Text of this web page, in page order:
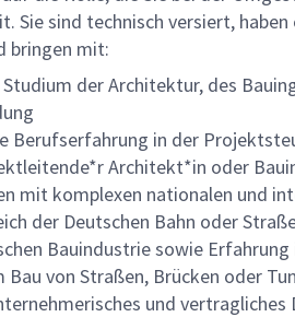
Sie sind technisch versiert,
bringen mit:
Studium der Architektur, des
Berufserfahrung in der
Architekt*in oder
mit komplexen nationalen und
der Deutschen Bahn oder
Bauindustrie sowie
Bau von Straßen, Brücken oder
und vertragliches